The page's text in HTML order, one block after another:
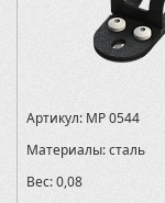
Артикул: MP 0544
Материалы:сталь
Вес:0,08